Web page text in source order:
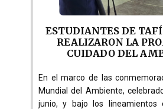
ESTUDIANTES DE
REALIZARON LA
CUIDADO DEL
En el marco de las
Mundial del Ambiente,
junio, y bajo los lineamientos